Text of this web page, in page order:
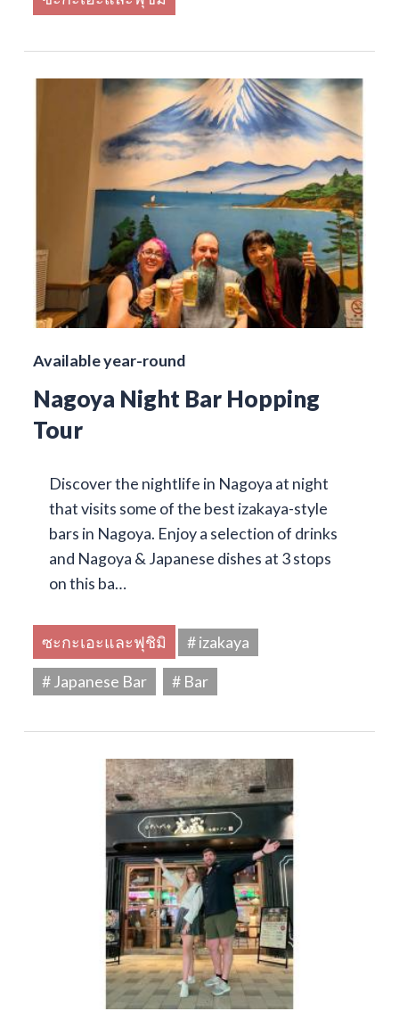
Available year-round
Nagoya Night Bar Hopping
Tour
Discover the nightlife in Nagoya at night
that visits some of the best izakaya-style
bars in Nagoya. Enjoy a selection of drinks
and Nagoya & Japanese dishes at 3 stops
on this ba…
ซะกะเอะและฟุชิมิ
# izakaya
# Japanese Bar
# Bar